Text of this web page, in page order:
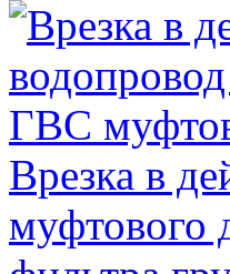
Врезка в
муфтового